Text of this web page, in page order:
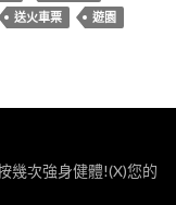
送火車票
遊園
幾次強身健體!(X)您的